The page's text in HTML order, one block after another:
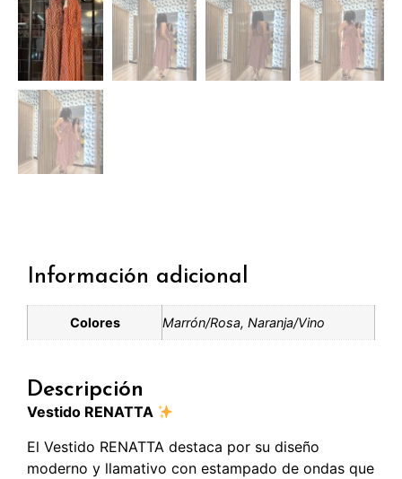
Información adicional
Colores Marrón/Rosa, Naranja/Vino
Descripción
Vestido RENATTA
El Vestido RENATTA destaca por su diseño
moderno y llamativo con estampado de ondas que